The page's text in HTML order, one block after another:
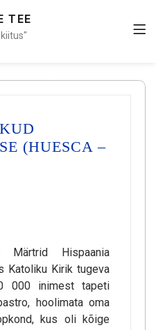
TEE
(HUESCA –
Hispaania
Katoliku Kirik tugeva
000 inimest tapeti
hoolimata oma
kus oli kõige